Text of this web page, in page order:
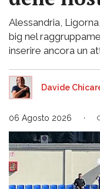
Alessandria,
big nel
inserire ancora un
Davide
06 Agosto 2026